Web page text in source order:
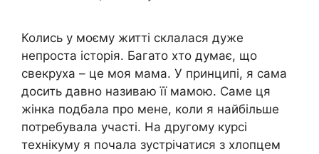
Колись у моєму житті склалася дуже
непроста історія. Багато хто думає, що
свекруха – це моя мама. У принципі, я сама
досить давно називаю її мамою. Саме ця
жінка подбала про мене, коли я найбільше
потребувала участі. На другому курсі
технікуму я почала зустрічатися з хлопцем